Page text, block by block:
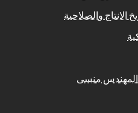
والصلاحية
المهندس منسى